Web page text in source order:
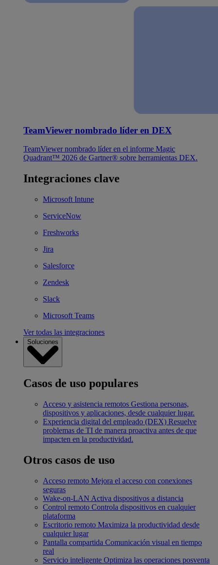
TeamViewer nombrado líder en DEX
TeamViewer nombrado líder en el informe Magic
Quadrant™ 2026 de Gartner® sobre herramientas DEX.
Integraciones clave
Microsoft Intune
ServiceNow
Freshworks
Jira
Salesforce
Zendesk
Slack
Microsoft Teams
Ver todas las integraciones
Soluciones
Casos de uso populares
Acceso y asistencia remotos Gestiona personas,
dispositivos y aplicaciones, desde cualquier lugar.
Experiencia digital del empleado (DEX) Resuelve
problemas de TI de manera proactiva antes de que
impacten en la productividad.
Otros casos de uso
Acceso remoto Mejora el acceso con conexiones
seguras
Wake-on-LAN Activa dispositivos a distancia
Control remoto Controla dispositivos en cualquier
plataforma
Escritorio remoto Maximiza la productividad desde
cualquier lugar
Pantalla compartida Comunicación visual en tiempo
real
Servicio inteligente Optimiza las operaciones posventa